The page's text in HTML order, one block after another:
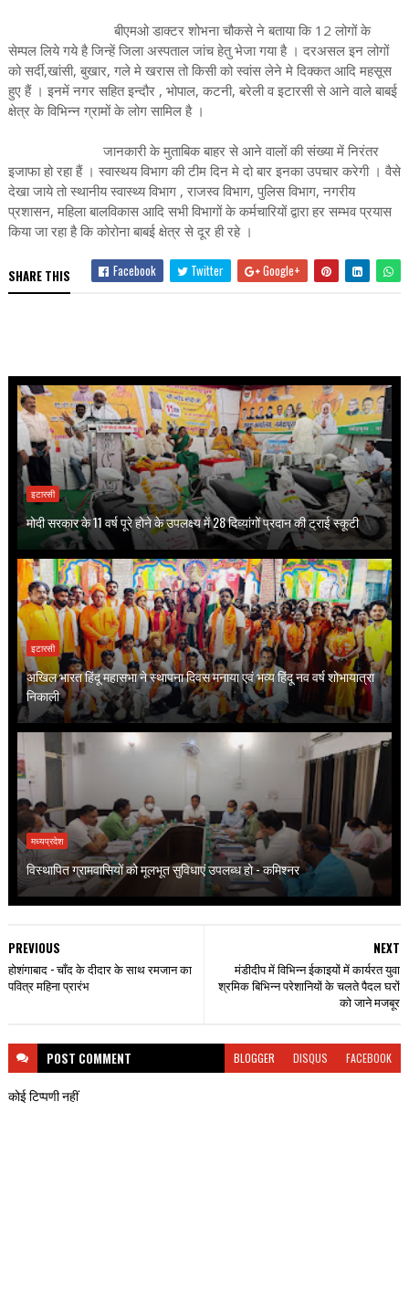
बीएमओ डाक्टर शोभना चौकसे ने बताया कि 12 लोगों के
सेम्पल लिये गये है जिन्हें जिला अस्पताल जांच हेतु भेजा गया है । दरअसल इन लोगों
को सर्दी,खांसी, बुखार, गले मे खरास तो किसी को स्वांस लेने मे दिक्कत आदि महसूस
हुए हैं । इनमें नगर सहित इन्दौर , भोपाल, कटनी, बरेली व इटारसी से आने वाले बाबई
क्षेत्र के विभिन्न ग्रामों के लोग सामिल है ।
जानकारी के मुताबिक बाहर से आने वालों की संख्या में निरंतर
इजाफा हो रहा हैं । स्वास्थय विभाग की टीम दिन मे दो बार इनका उपचार करेगी । वैसे
देखा जाये तो स्थानीय स्वास्थ्य विभाग , राजस्व विभाग, पुलिस विभाग, नगरीय
प्रशासन, महिला बालविकास आदि सभी विभागों के कर्मचारियों द्वारा हर सम्भव प्रयास
किया जा रहा है कि कोरोना बाबई क्षेत्र से दूर ही रहे ।
SHARE THIS Facebook Twitter Google+
इटारसी
मोदी सरकार के 11 वर्ष पूरे होने के उपलक्ष्य में 28 दिव्यांगों प्रदान की ट्राई स्कूटी
इटारसी
अखिल भारत हिंदू महासभा ने स्थापना दिवस मनाया एवं भव्य हिंदू नव वर्ष शोभायात्रा
निकाली
मध्यप्रदेश
विस्थापित ग्रामवासियों को मूलभूत सुविधाएं उपलब्ध हो - कमिश्नर
NEXT
मंडीदीप में विभिन्न ईकाइयों में कार्यरत युवा
श्रमिक बिभिन्न परेशानियों के चलते पैदल घरों
को जाने मजबूर
PREVIOUS
होशंगाबाद - चाँद के दीदार के साथ रमजान का
पवित्र महिना प्रारंभ
POST COMMENT BLOGGER DISQUS FACEBOOK
कोई टिप्पणी नहीं